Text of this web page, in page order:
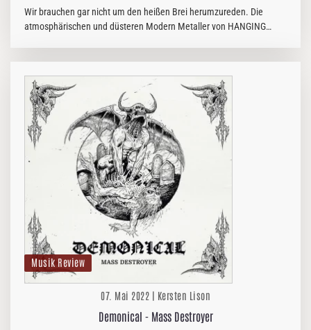
Wir brauchen gar nicht um den heißen Brei herumzureden. Die
atmosphärischen und düsteren Modern Metaller von HANGING
Musik Review
07. Mai 2022 | Kersten Lison
Demonical - Mass Destroyer